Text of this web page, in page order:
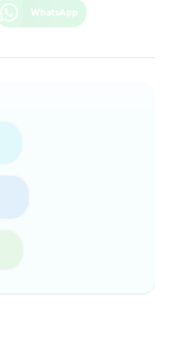
WhatsApp